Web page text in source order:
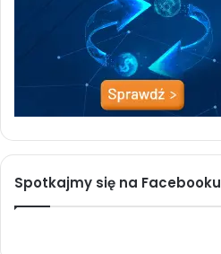
Spotkajmy się na Facebooku